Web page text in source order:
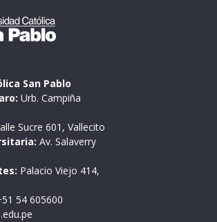
San Pablo
Urb. Campiña
Sucre 601, Vallecito
Av. Salaverry
Palacio Viejo 414,
54 605600